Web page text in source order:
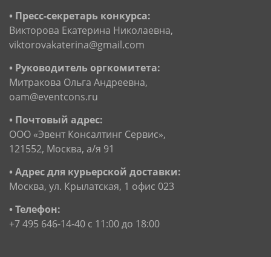
• Пресс-секретарь конкурса:
Викторова Екатерина Николаевна,
viktorovakaterina@gmail.com
• Руководитель оргкомитета:
Митракова Ольга Андреевна,
oam@eventcons.ru
• Почтовый адрес:
ООО «Эвент Консалтинг Сервис»,
121552, Москва, а/я 91
• Адрес для курьерской доставки:
Москва, ул. Крылатская, 1 офис 023
• Телефон:
+7 495 646-14-40 с 11:00 до 18:00